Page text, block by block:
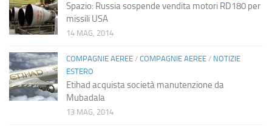
Spazio: Russia sospende vendita motori RD180 per
missili USA
14 MAG, 2014
COMPAGNIE AEREE / COMPAGNIE AEREE / NOTIZIE
ESTERO
Etihad acquista società manutenzione da
Mubadala
13 MAG, 2014